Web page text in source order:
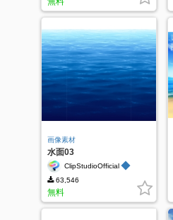
画像素材
水面03
ClipStudioOfficial ◆
63,546
無料